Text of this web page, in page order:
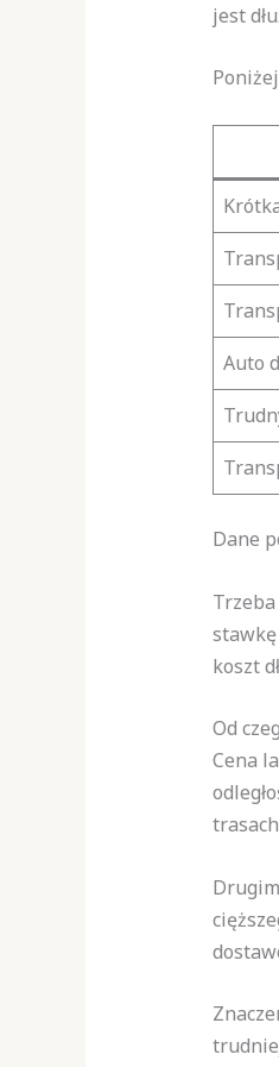
jest
Auto
Dane
koszt
Od
Cena